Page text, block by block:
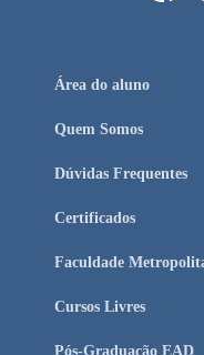
Área do aluno
Quem Somos
Dúvidas Frequentes
Certificados
Faculdade
Cursos Livres
Pós-Graduação EAD